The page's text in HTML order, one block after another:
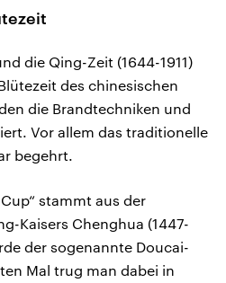
die Qing-Zeit (1644-1911)
des chinesischen
die Brandtechniken und
Vor allem das traditionelle
begehrt.
stammt aus der
Kaisers Chenghua (1447-
der sogenannte Doucai-
Mal trug man dabei in